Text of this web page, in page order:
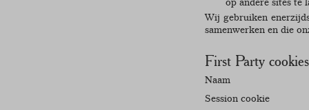
Wij gebruiken
samenwerken en die
First Party
Naam
Session cookie